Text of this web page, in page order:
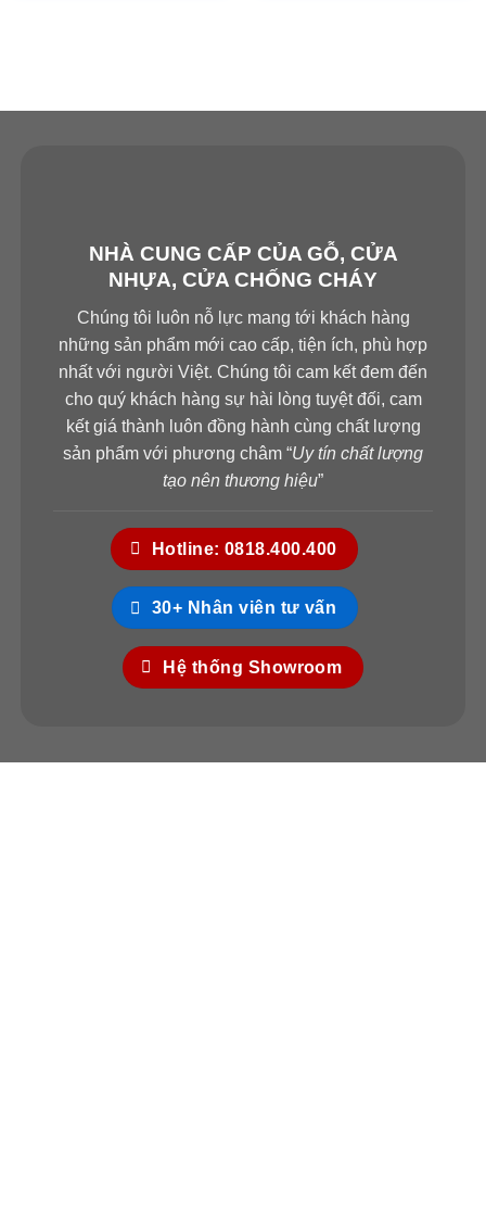
NHÀ CUNG CẤP CỦA GỖ, CỬA
NHỰA, CỬA CHỐNG CHÁY
Chúng tôi luôn nỗ lực mang tới khách hàng
những sản phẩm mới cao cấp, tiện ích, phù hợp
nhất với người Việt. Chúng tôi cam kết đem đến
cho quý khách hàng sự hài lòng tuyệt đối, cam
kết giá thành luôn đồng hành cùng chất lượng
sản phẩm với phương châm “Uy tín chất lượng
tạo nên thương hiệu”
Hotline: 0818.400.400
30+ Nhân viên tư vấn
Hệ thống Showroom